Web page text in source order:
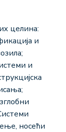
целина:
и
и
носећи